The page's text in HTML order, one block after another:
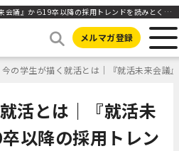
今の学生が描く就活とは｜『就活未来会議』から19卒以降の採用トレンドを読みとく ｜HR NOTE
メルマガ登録
今の学生が描く就活とは｜『就活未来会議
活とは｜『就活未
以降の採用トレン